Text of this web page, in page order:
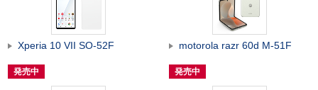
Xperia 10 VII SO-52F
発売中
motorola razr 60d M-51F
発売中